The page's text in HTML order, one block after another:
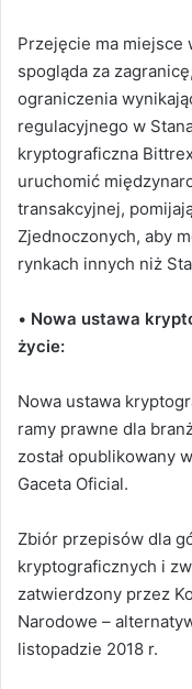
Przejęcie ma miejsce
spogląda za
ograniczenia
regulacyjnego w
kryptograficzna
uruchomić
transakcyjnej,
Zjednoczonych, aby
rynkach innych niż
• Nowa ustawa
życie:
Nowa ustawa
ramy prawne dla
został opublikowany
Gaceta Oficial.
Zbiór przepisów dla
kryptograficznych i
zatwierdzony przez
Narodowe –
listopadzie 2018 r.